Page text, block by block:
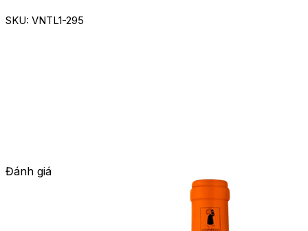
SKU: VNTL1-295
Đánh giá